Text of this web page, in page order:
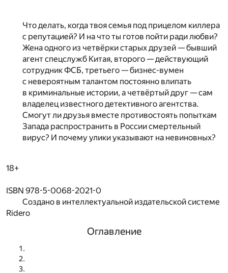
Что делать, когда твоя семья под прицелом киллера
с репутацией? И на что ты готов пойти ради любви?
Жена одного из четвёрки старых друзей — бывший
агент спецслужб Китая, второго — действующий
сотрудник ФСБ, третьего — бизнес-вумен
с невероятным талантом постоянно влипать
в криминальные истории, а четвёртый друг — сам
владелец известного детективного агентства.
Смогут ли друзья вместе противостоять попыткам
Запада распространить в России смертельный
вирус? И почему улики указывают на невиновных?
18+
ISBN 978-5-0068-2021-0
Создано в интеллектуальной издательской системе
Ridero
Оглавление